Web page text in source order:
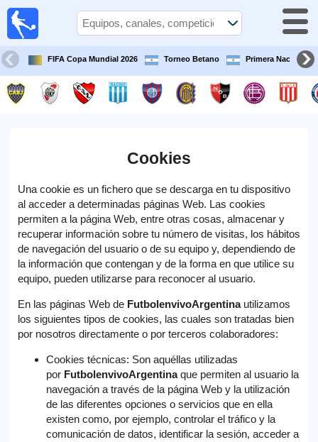
FIFA Copa Mundial 2026 Torneo Betano Primera Nacional
Cookies
Una cookie es un fichero que se descarga en tu dispositivo
al acceder a determinadas páginas Web. Las cookies
permiten a la página Web, entre otras cosas, almacenar y
recuperar información sobre tu número de visitas, los hábitos
de navegación del usuario o de su equipo y, dependiendo de
la información que contengan y de la forma en que utilice su
equipo, pueden utilizarse para reconocer al usuario.
En las páginas Web de FutbolenvivoArgentinautilizamos
los siguientes tipos de cookies, las cuales son tratadas bien
por nosotros directamente o por terceros colaboradores:
Cookies técnicas: Son aquéllas utilizadas
por FutbolenvivoArgentinaque permiten al usuario la
navegación a través de la página Web y la utilización
de las diferentes opciones o servicios que en ella
existen como, por ejemplo, controlar el tráfico y la
comunicación de datos, identificar la sesión, acceder a
Fútbol en
Guía de
Partidos
Televisados
Equipos
Campeonatos
Canales
Deportes
Noticias